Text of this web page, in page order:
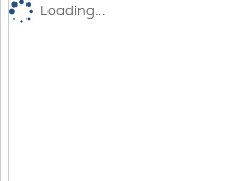
Loading...